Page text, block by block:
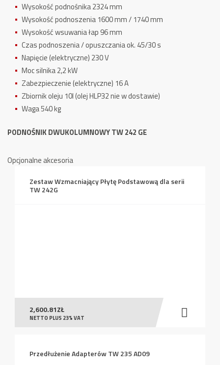
Wysokość podnośnika 2324 mm
Wysokość podnoszenia 1600 mm / 1740 mm
Wysokość wsuwania łap 96 mm
Czas podnoszenia / opuszczania ok. 45/30 s
Napięcie (elektryczne) 230 V
Moc silnika 2,2 kW
Zabezpieczenie (elektryczne) 16 A
Zbiornik oleju 10l (olej HLP32 nie w dostawie)
Waga 540 kg
PODNOŚNIK DWUKOLUMNOWY TW 242 GE
Opcjonalne akcesoria
Zestaw Wzmacniający Płytę Podstawową dla serii
TW 242G
2,600.81ZŁ
NETTO PLUS 23% VAT
Przedłużenie Adapterów TW 235 AD09